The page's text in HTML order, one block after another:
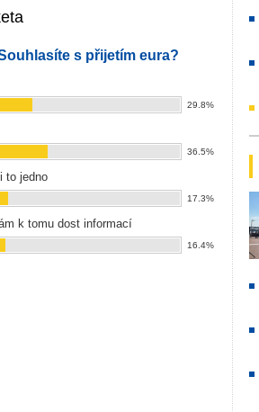
s přijetím eura?
29.8%
36.5%
to jedno
17.3%
k tomu dost informací
16.4%